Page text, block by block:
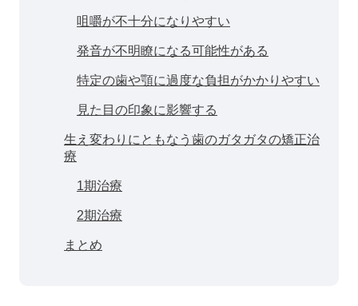
咀嚼が不十分になりやすい
発音が不明瞭になる可能性がある
特定の歯や顎に過度な負担がかかりやすい
見た目の印象に影響する
生え変わりにともなう歯のガタガタの矯正治
療
1期治療
2期治療
まとめ